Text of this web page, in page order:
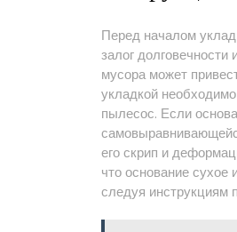
Перед началом
залог
мусора может
укладкой
пылесос. Если
его скрип и
что основание
следуя инструкциям